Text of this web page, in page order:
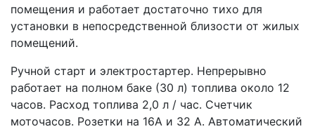
помещения и работает достаточно тихо для
установки в непосредственной близости от жилых
помещений.
Ручной старт и электростартер. Непрерывно
работает на полном баке (30 л) топлива около 12
часов. Расход топлива 2,0 л / час. Счетчик
моточасов. Розетки на 16А и 32 А. Автоматический